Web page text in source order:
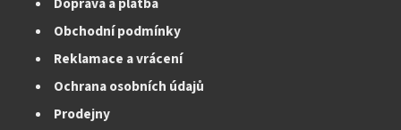
Obchodní podmínky
Reklamace a vrácení
Ochrana osobních údajů
Prodejny